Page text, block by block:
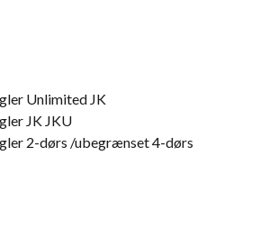
Unlimited JK
JK JKU
2-dørs /ubegrænset 4-dørs